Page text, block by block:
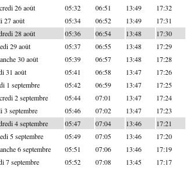
26 août 05:32 06:51 13:49 17:32
27 août 05:34 06:52 13:49 17:31
28 août 05:36 06:54 13:48 17:30
29 août 05:37 06:55 13:48 17:29
30 août 05:39 06:57 13:48 17:28
31 août 05:41 06:58 13:47 17:26
1 septembre 05:42 06:59 13:47 17:25
2 septembre 05:44 07:01 13:47 17:24
3 septembre 05:46 07:02 13:47 17:23
4 septembre 05:47 07:04 13:46 17:21
5 septembre 05:49 07:05 13:46 17:20
6 septembre 05:51 07:06 13:46 17:19
7 septembre 05:52 07:08 13:45 17:17